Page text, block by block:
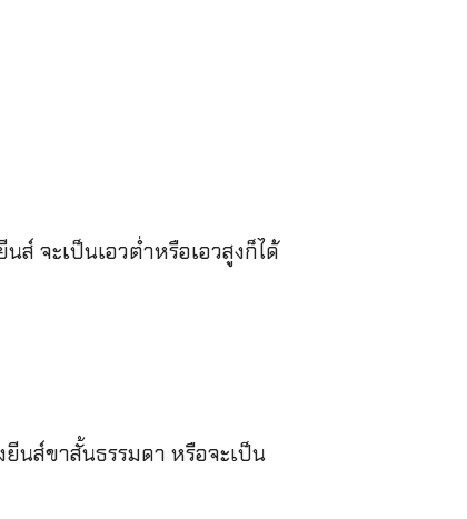
จะเป็นเอวต่ำหรือเอวสูงก็ได้
นส์ขาสั้นธรรมดา หรือจะเป็น